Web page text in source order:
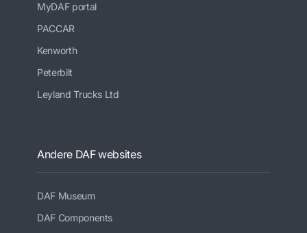
MyDAF portal
PACCAR
Kenworth
Peterbilt
Leyland Trucks Ltd
Andere DAF websites
DAF Museum
DAF Components